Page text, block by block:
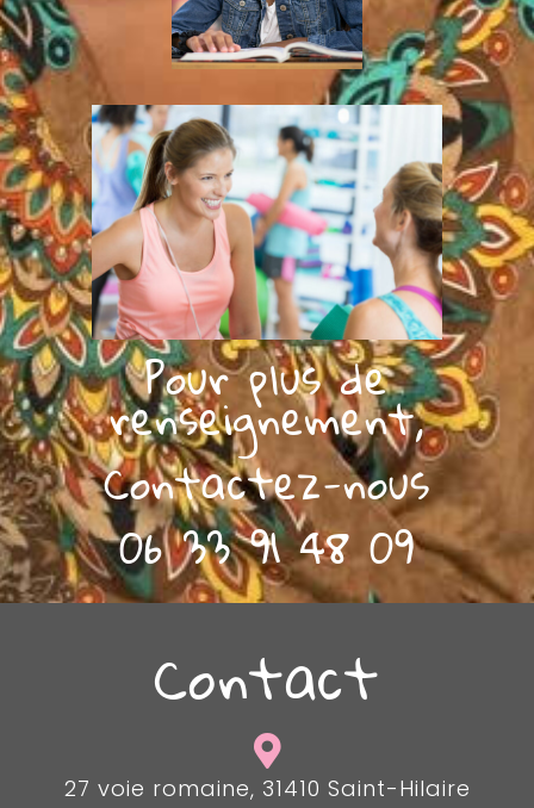
Pour plus de
renseignement,
Contactez-nous
06 33 91 48 09
Contact
27 voie romaine, 31410 Saint-Hilaire